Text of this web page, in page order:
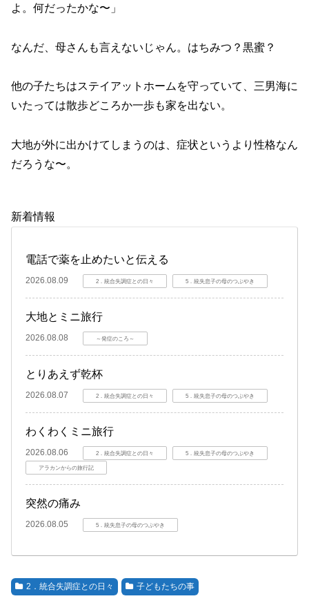
よ。何だったかな〜」
なんだ、母さんも言えないじゃん。はちみつ？黒蜜？
他の子たちはステイアットホームを守っていて、三男海に
いたっては散歩どころか一歩も家を出ない。
大地が外に出かけてしまうのは、症状というより性格なん
だろうな〜。
新着情報
電話で薬を止めたいと伝える
2026.08.09 2．統合失調症との日々 5．統失息子の母のつぶやき
大地とミニ旅行
2026.08.08 ～発症のころ～
とりあえず乾杯
2026.08.07 2．統合失調症との日々 5．統失息子の母のつぶやき
わくわくミニ旅行
2026.08.06 2．統合失調症との日々 5．統失息子の母のつぶやき
アラカンからの旅行記
突然の痛み
2026.08.05 5．統失息子の母のつぶやき
2．統合失調症との日々 子どもたちの事